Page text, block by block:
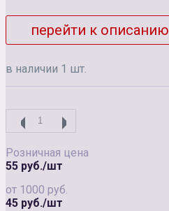
перейти к описанию
в наличии 1 шт.
Розничная цена
55 руб./шт
от 1000 руб.
45 руб./шт